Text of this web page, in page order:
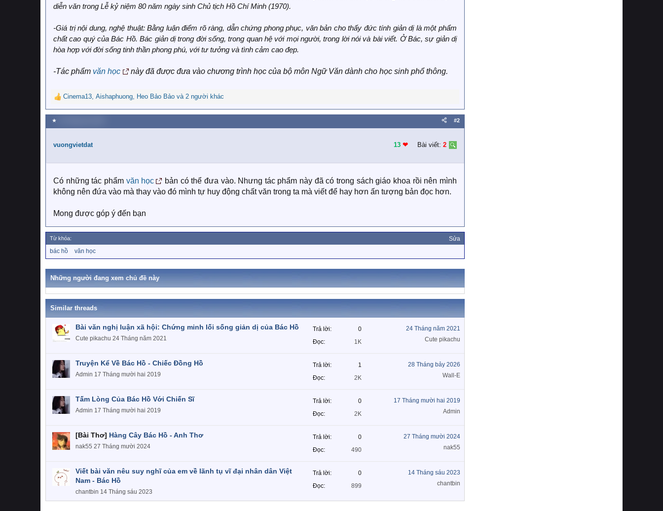
diễn văn trong Lễ kỷ niệm 80 năm ngày sinh Chủ tịch Hồ Chí Minh (1970).
-Giá trị nội dung, nghệ thuật: Bằng luận điểm rõ ràng, dẫn chứng phong phục, văn bản cho thấy đức tính giản dị là một phẩm
chất cao quý của Bác Hồ. Bác giản dị trong đời sống, trong quan hệ với mọi người, trong lời nói và bài viết. Ở Bác, sự giản dị
hòa hợp với đời sống tinh thần phong phú, với tư tưởng và tình cảm cao đẹp.
-Tác phẩm văn học này đã được đưa vào chương trình học của bộ môn Ngữ Văn dành cho học sinh phổ thông.
R
e
a
c
i
n
:
Cinema13, Aishaphuong, Heo Bảo Bảo và 2 người khác
★ #2
vuongvietdat 13 ❤︎ Bài viết: 2
Có những tác phẩm văn học
bản có thể đưa vào. Nhưng tác phẩm này đã có trong sách giáo khoa rồi nên mình
không nên đứa vào mà thay vào đó mình tự huy động chất văn trong ta mà viết để hay hơn ấn tượng bản đọc hơn.
Mong được góp ý đến bạn
Từ khóa: Sửa
ừ
a
bác hồ văn học
Những người đang xem chủ đề này
Similar threads
Bài văn nghị luận xã hội: Chứng minh lối sống giản dị của Bác Hồ
Cute pikachu 24 Tháng năm 2021
Trả lời
0
Đọc
1K
24 Tháng năm 2021
Cute pikachu
Truyện Kể Về Bác Hồ - Chiếc Đồng Hồ
Admin 17 Tháng mười hai 2019
Trả lời
1
Đọc
2K
28 Tháng bảy 2026
Wall-E
Tấm Lòng Của Bác Hồ Với Chiến Sĩ
Admin 17 Tháng mười hai 2019
Trả lời
0
Đọc
2K
17 Tháng mười hai 2019
Admin
[Bài Thơ] Hàng Cây Bác Hồ - Anh Thơ
nak55 27 Tháng mười 2024
Trả lời
0
Đọc
490
27 Tháng mười 2024
nak55
Viết bài văn nêu suy nghĩ của em về lãnh tụ vĩ đại nhân dân Việt
Nam - Bác Hồ
chantbin 14 Tháng sáu 2023
Trả lời
0
Đọc
899
14 Tháng sáu 2023
chantbin